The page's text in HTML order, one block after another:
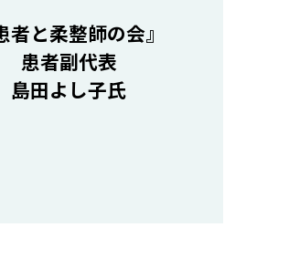
者と柔整師の会』
患者副代表
島田よし子氏